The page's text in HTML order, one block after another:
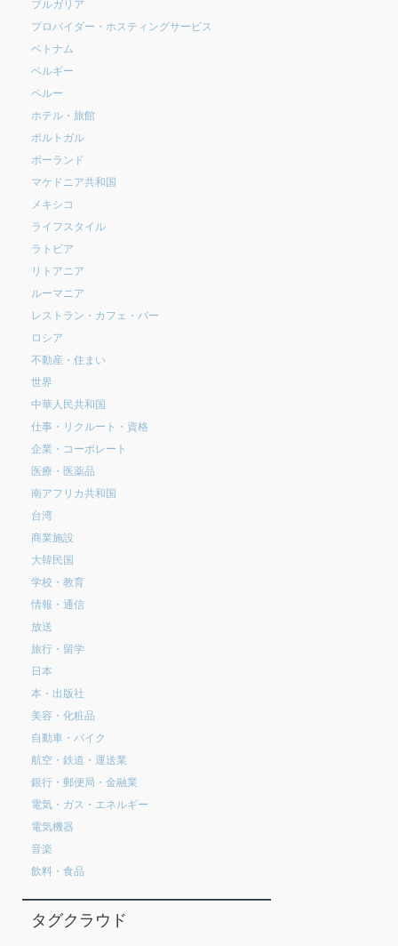
ブルガリア
プロバイダー・ホスティングサービス
ベトナム
ベルギー
ペルー
ホテル・旅館
ポルトガル
ポーランド
マケドニア共和国
メキシコ
ライフスタイル
ラトビア
リトアニア
ルーマニア
レストラン・カフェ・バー
ロシア
不動産・住まい
世界
中華人民共和国
仕事・リクルート・資格
企業・コーポレート
医療・医薬品
南アフリカ共和国
台湾
商業施設
大韓民国
学校・教育
情報・通信
放送
旅行・留学
日本
本・出版社
美容・化粧品
自動車・バイク
航空・鉄道・運送業
銀行・郵便局・金融業
電気・ガス・エネルギー
電気機器
音楽
飲料・食品
タグクラウド